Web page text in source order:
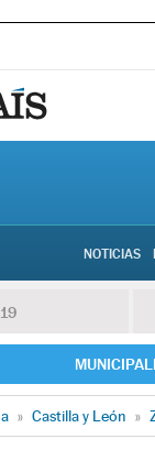
NOTICIAS
» Castilla y León »